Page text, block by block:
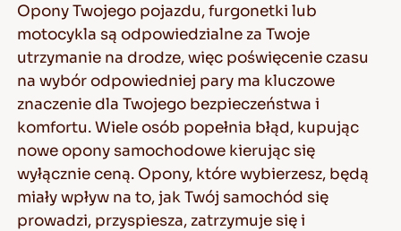
ZNAJDŹ DEALERA
BLOGI I FILMY
JEDŹ Z LASSĄ!
Opony Twojego pojazdu, furgonetki lub
motocykla są odpowiedzialne za Twoje
utrzymanie na drodze, więc poświęcenie czasu
na wybór odpowiedniej pary ma kluczowe
znaczenie dla Twojego bezpieczeństwa i
komfortu. Wiele osób popełnia błąd, kupując
nowe opony samochodowe kierując się
wyłącznie ceną. Opony, które wybierzesz, będą
miały wpływ na to, jak Twój samochód się
prowadzi, przyspiesza, zatrzymuje się i